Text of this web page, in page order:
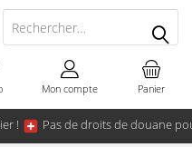
! Pas de droits de douane
Panier
Mon compte